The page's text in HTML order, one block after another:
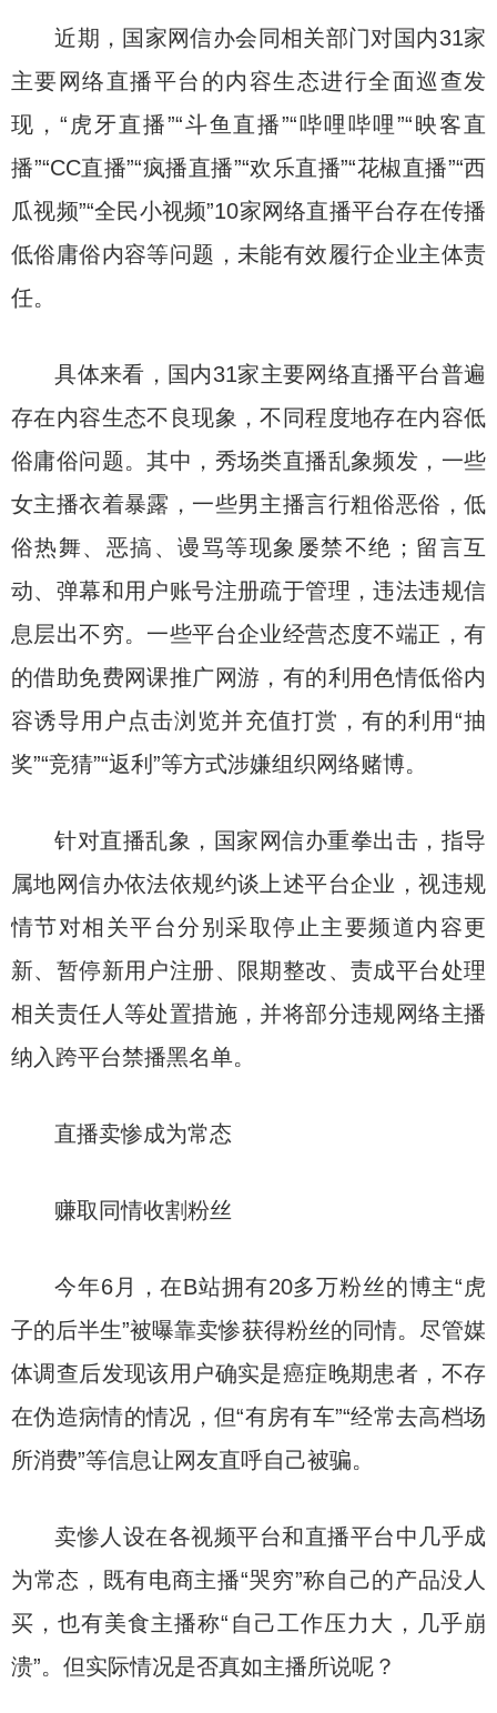
近期，国家网信办会同相关部门对国内31家
主要网络直播平台的内容生态进行全面巡查发
现，“虎牙直播”“斗鱼直播”“哔哩哔哩”“映客直
播”“CC直播”“疯播直播”“欢乐直播”“花椒直播”“西
瓜视频”“全民小视频”10家网络直播平台存在传播
低俗庸俗内容等问题，未能有效履行企业主体责
任。
具体来看，国内31家主要网络直播平台普遍
存在内容生态不良现象，不同程度地存在内容低
俗庸俗问题。其中，秀场类直播乱象频发，一些
女主播衣着暴露，一些男主播言行粗俗恶俗，低
俗热舞、恶搞、谩骂等现象屡禁不绝；留言互
动、弹幕和用户账号注册疏于管理，违法违规信
息层出不穷。一些平台企业经营态度不端正，有
的借助免费网课推广网游，有的利用色情低俗内
容诱导用户点击浏览并充值打赏，有的利用“抽
奖”“竞猜”“返利”等方式涉嫌组织网络赌博。
针对直播乱象，国家网信办重拳出击，指导
属地网信办依法依规约谈上述平台企业，视违规
情节对相关平台分别采取停止主要频道内容更
新、暂停新用户注册、限期整改、责成平台处理
相关责任人等处置措施，并将部分违规网络主播
纳入跨平台禁播黑名单。
直播卖惨成为常态
赚取同情收割粉丝
今年6月，在B站拥有20多万粉丝的博主“虎
子的后半生”被曝靠卖惨获得粉丝的同情。尽管媒
体调查后发现该用户确实是癌症晚期患者，不存
在伪造病情的情况，但“有房有车”“经常去高档场
所消费”等信息让网友直呼自己被骗。
卖惨人设在各视频平台和直播平台中几乎成
为常态，既有电商主播“哭穷”称自己的产品没人
买，也有美食主播称“自己工作压力大，几乎崩
溃”。但实际情况是否真如主播所说呢？